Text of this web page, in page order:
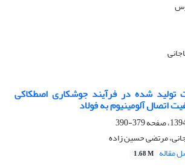
تولید شده در فرآیند جوشکاری اصطکاکی
اتصال آلومینیوم به فولاد
379-390
مرتضی حسین زاده
مقاله 1.68 M